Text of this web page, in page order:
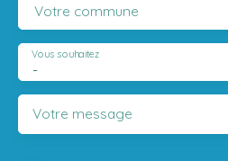
Votre commune
-
Vous souhaitez
Votre message